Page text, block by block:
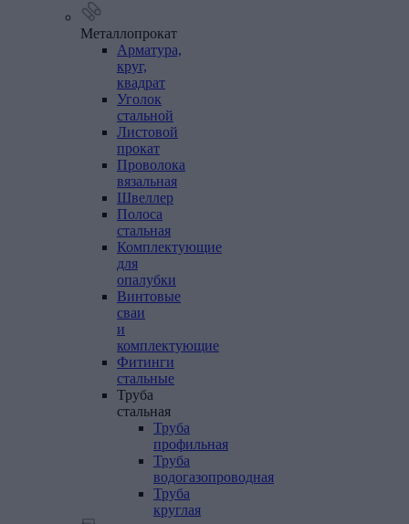
Металлопрокат
Арматура,
круг,
квадрат
Уголок
стальной
Листовой
прокат
Проволока
вязальная
Швеллер
Полоса
стальная
Комплектующие
для
опалубки
Винтовые
сваи
и
комплектующие
Фитинги
стальные
Труба
стальная
Труба
профильная
Труба
водогазопроводная
Труба
круглая